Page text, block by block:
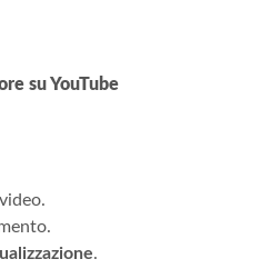
su YouTube
.